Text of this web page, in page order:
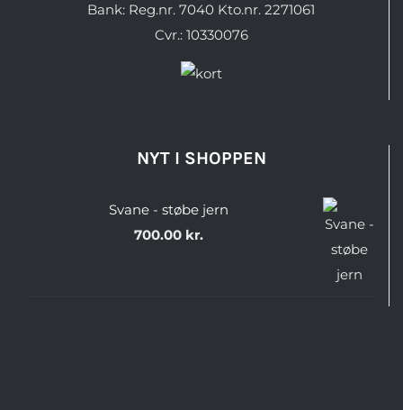
Bank: Reg.nr. 7040 Kto.nr. 2271061
Cvr.: 10330076
NYT I SHOPPEN
Svane - støbe jern
700.00 kr.